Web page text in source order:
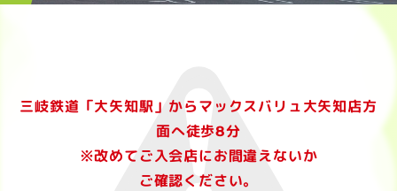
三岐鉄道「大矢知駅」からマックスバリュ大矢知店方
面へ徒歩8分
※改めてご入会店にお間違えないか
ご確認ください。